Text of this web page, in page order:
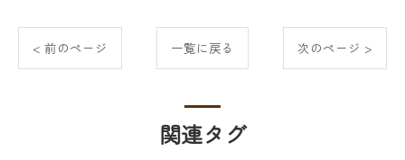
< 前のページ 一覧に戻る 次のページ >
関連タグ